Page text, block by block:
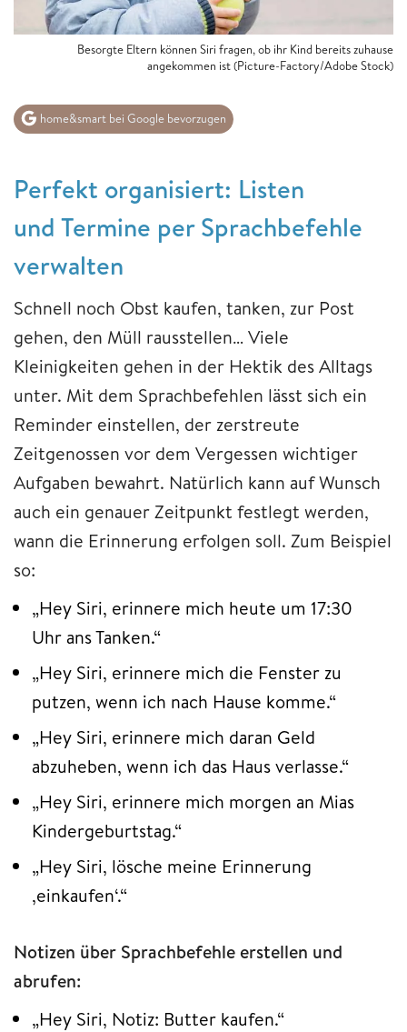
Besorgte Eltern können Siri fragen, ob ihr Kind bereits zuhause
angekommen ist (Picture-Factory/Adobe Stock)
home&smart bei Google bevorzugen
Perfekt organisiert: Listen
und Termine per Sprachbefehle
verwalten
Schnell noch Obst kaufen, tanken, zur Post
gehen, den Müll rausstellen… Viele
Kleinigkeiten gehen in der Hektik des Alltags
unter. Mit dem Sprachbefehlen lässt sich ein
Reminder einstellen, der zerstreute
Zeitgenossen vor dem Vergessen wichtiger
Aufgaben bewahrt. Natürlich kann auf Wunsch
auch ein genauer Zeitpunkt festlegt werden,
wann die Erinnerung erfolgen soll. Zum Beispiel
so:
„Hey Siri, erinnere mich heute um 17:30
Uhr ans Tanken.“
„Hey Siri, erinnere mich die Fenster zu
putzen, wenn ich nach Hause komme.“
„Hey Siri, erinnere mich daran Geld
abzuheben, wenn ich das Haus verlasse.“
„Hey Siri, erinnere mich morgen an Mias
Kindergeburtstag.“
„Hey Siri, lösche meine Erinnerung
‚einkaufen‘.“
Notizen über Sprachbefehle erstellen und
abrufen:
„Hey Siri, Notiz: Butter kaufen.“